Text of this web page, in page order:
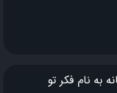
به نام فکر تو